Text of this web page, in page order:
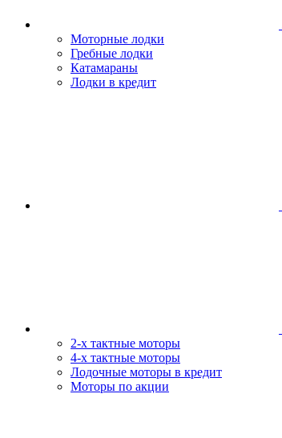
Моторные лодки
Гребные лодки
Катамараны
Лодки в кредит
2-х тактные моторы
4-х тактные моторы
Лодочные моторы в кредит
Моторы по акции